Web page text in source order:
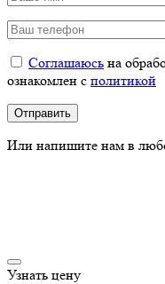
Соглашаюсь на
ознакомлен с политикой
Или напишите нам в
Узнать цену